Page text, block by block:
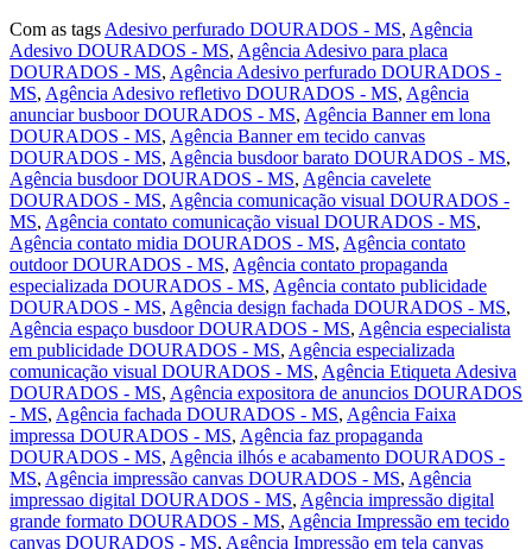
Com as tags Adesivo perfurado DOURADOS - MS, Agência
Adesivo DOURADOS - MS, Agência Adesivo para placa
DOURADOS - MS, Agência Adesivo perfurado DOURADOS -
MS, Agência Adesivo refletivo DOURADOS - MS, Agência
anunciar busboor DOURADOS - MS, Agência Banner em lona
DOURADOS - MS, Agência Banner em tecido canvas
DOURADOS - MS, Agência busdoor barato DOURADOS - MS,
Agência busdoor DOURADOS - MS, Agência cavelete
DOURADOS - MS, Agência comunicação visual DOURADOS -
MS, Agência contato comunicação visual DOURADOS - MS,
Agência contato midia DOURADOS - MS, Agência contato
outdoor DOURADOS - MS, Agência contato propaganda
especializada DOURADOS - MS, Agência contato publicidade
DOURADOS - MS, Agência design fachada DOURADOS - MS,
Agência espaço busdoor DOURADOS - MS, Agência especialista
em publicidade DOURADOS - MS, Agência especializada
comunicação visual DOURADOS - MS, Agência Etiqueta Adesiva
DOURADOS - MS, Agência expositora de anuncios DOURADOS
- MS, Agência fachada DOURADOS - MS, Agência Faixa
impressa DOURADOS - MS, Agência faz propaganda
DOURADOS - MS, Agência ilhós e acabamento DOURADOS -
MS, Agência impressão canvas DOURADOS - MS, Agência
impressao digital DOURADOS - MS, Agência impressão digital
grande formato DOURADOS - MS, Agência Impressão em tecido
canvas DOURADOS - MS, Agência Impressão em tela canvas